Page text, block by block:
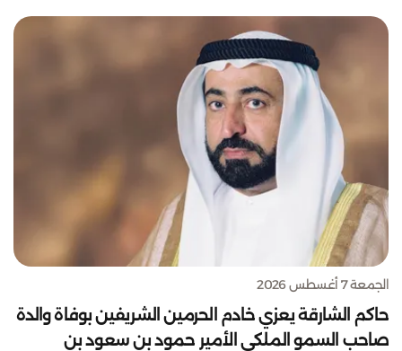
الجمعة 7 أغسطس 2026
حاكم الشارقة يعزي خادم الحرمين الشريفين بوفاة والدة
صاحب السمو الملكي الأمير حمود بن سعود بن